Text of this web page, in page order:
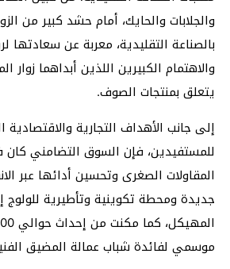
والجلابات والحايك، أمام حشد كبير من
بالصناعة التقليدية، معربة عن سعادتها
والاهتمام الكبيرين اللذين أبداهما زوار
يتعلق بمنتجات الصوف.
إلى جانب الأهداف التجارية والاقتصادية
للمستفيدين، فإن السوق التضامني كان
المقاولات الصغرى وتحسين أدائها عبر
جديدة ومحطة تكوينية وتأطيرية للولوج
موسمي لفائدة شباب عمالة المضيق